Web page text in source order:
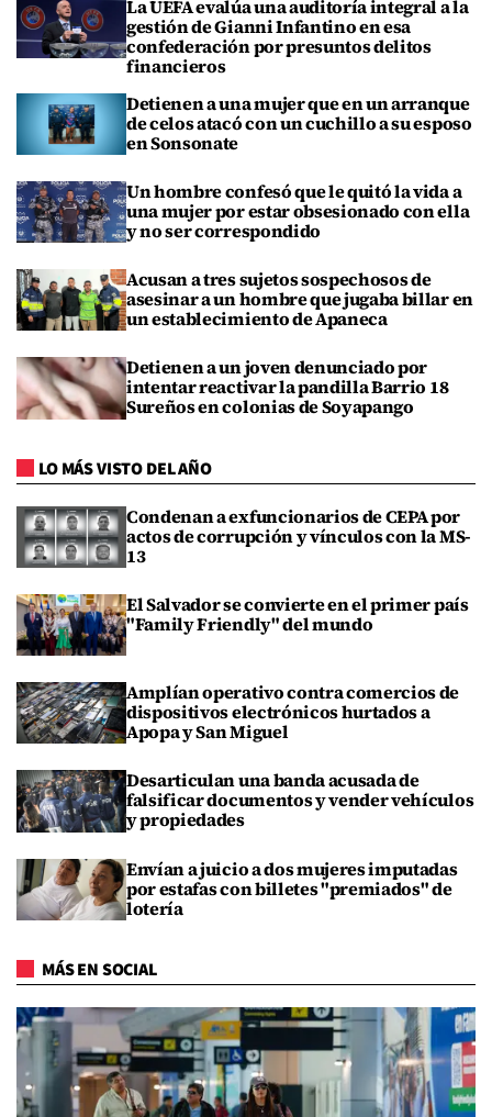
La UEFA evalúa una auditoría integral a la
gestión de Gianni Infantino en esa
confederación por presuntos delitos
financieros
Detienen a una mujer que en un arranque
de celos atacó con un cuchillo a su esposo
en Sonsonate
Un hombre confesó que le quitó la vida a
una mujer por estar obsesionado con ella
y no ser correspondido
Acusan a tres sujetos sospechosos de
asesinar a un hombre que jugaba billar en
un establecimiento de Apaneca
Detienen a un joven denunciado por
intentar reactivar la pandilla Barrio 18
Sureños en colonias de Soyapango
LO MÁS VISTO DEL AÑO
Condenan a exfuncionarios de CEPA por
actos de corrupción y vínculos con la MS-
13
El Salvador se convierte en el primer país
"Family Friendly" del mundo
Amplían operativo contra comercios de
dispositivos electrónicos hurtados a
Apopa y San Miguel
Desarticulan una banda acusada de
falsificar documentos y vender vehículos
y propiedades
Envían a juicio a dos mujeres imputadas
por estafas con billetes "premiados" de
lotería
MÁS EN SOCIAL